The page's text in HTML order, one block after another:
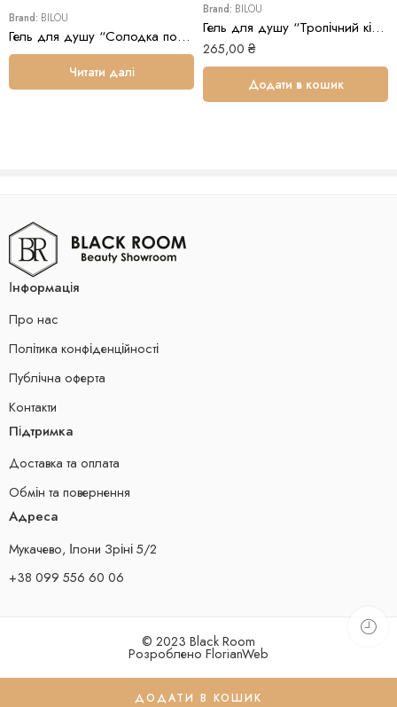
Brand: BILOU
Гель для душу “Солодка полуниця” Bilou Sweet Strawberry Shower Gel
Читати далі
Brand: BILOU
Гель для душу “Тропічний ківі” Bilou Tropical Kiwi Shower Gel
265,00 ₴
Додати в кошик
Інформація
Про нас
Політика конфіденційності
Публічна оферта
Контакти
Підтримка
Доставка та оплата
Обмін та повернення
Адреса
Мукачево, Ілони Зріні 5/2
+38 099 556 60 06
© 2023 Black Room
Розроблено FlorianWeb
ДОДАТИ В КОШИК